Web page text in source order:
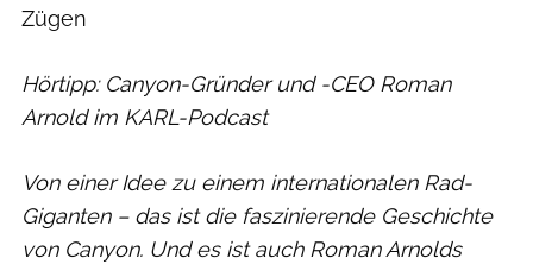
Zügen
Hörtipp: Canyon-Gründer und -CEO Roman
Arnold im KARL-Podcast
Von einer Idee zu einem internationalen Rad-
Giganten – das ist die faszinierende Geschichte
von Canyon. Und es ist auch Roman Arnolds